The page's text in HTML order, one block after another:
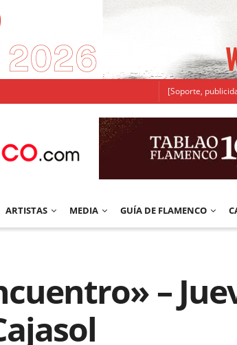
[Soporte,
ARTISTAS MEDIA GUÍA DE FLAMENCO
–